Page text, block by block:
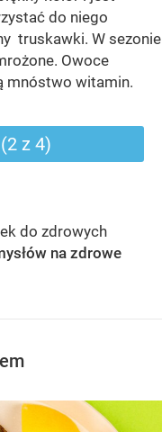
do niego
truskawki. W sezonie
Owoce
mnóstwo witamin.
z 4)
do zdrowych
na zdrowe